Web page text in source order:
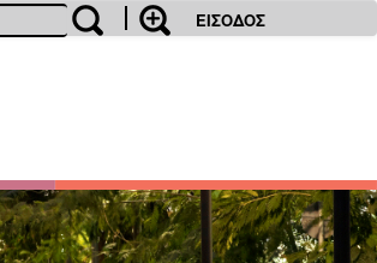
ΕΙΣΟΔΟΣ